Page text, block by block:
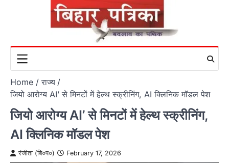
Home
राज्य
जियो आरोग्य AI’ से मिनटों में हेल्थ स्क्रीनिंग, AI क्लिनिक मॉडल पेश
जियो आरोग्य AI’ से मिनटों में हेल्थ स्क्रीनिंग,
AI क्लिनिक मॉडल पेश
रंजीता (बि०प०) February 17, 2026